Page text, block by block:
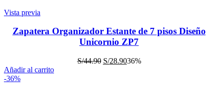
Vista previa
Zapatera Organizador Estante de 7 pisos Diseño
Unicornio ZP7
S/44.90 S/28.9036%
Añadir al carrito
-36%